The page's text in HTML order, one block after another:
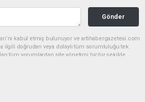
Gönder
kabul etmiş bulunuyor ve artihabergazetesi.com
ilgili doğrudan veya dolaylı tüm sorumluluğu tek
tüm yorumlardan site yönetimi hiçbir şekilde